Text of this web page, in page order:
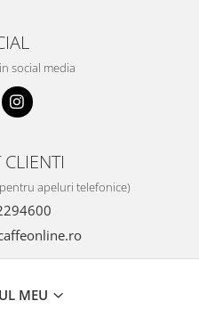
social media
apeluri telefonice)
MEU